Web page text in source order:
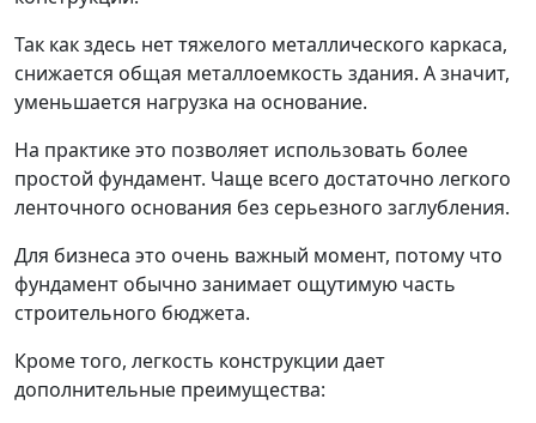
Так как здесь нет тяжелого металлического каркаса,
снижается общая металлоемкость здания. А значит,
уменьшается нагрузка на основание.
На практике это позволяет использовать более
простой фундамент. Чаще всего достаточно легкого
ленточного основания без серьезного заглубления.
Для бизнеса это очень важный момент, потому что
фундамент обычно занимает ощутимую часть
строительного бюджета.
Кроме того, легкость конструкции дает
дополнительные преимущества: